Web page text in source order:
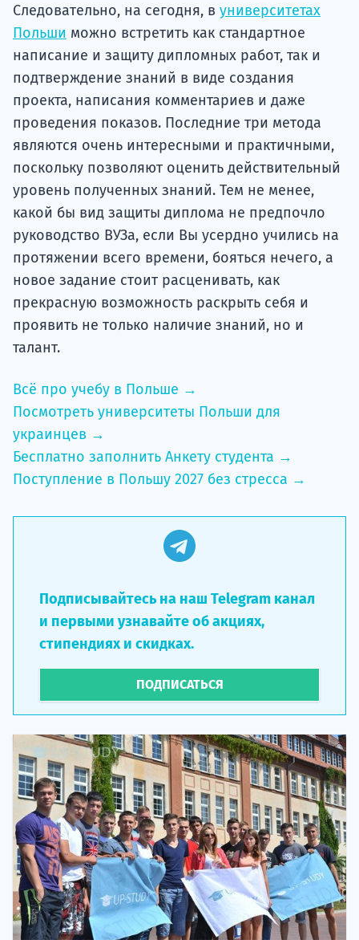
Следовательно, на сегодня, в университетах
Польши можно встретить как стандартное
написание и защиту дипломных работ, так и
подтверждение знаний в виде создания
проекта, написания комментариев и даже
проведения показов. Последние три метода
являются очень интересными и практичными,
поскольку позволяют оценить действительный
уровень полученных знаний. Тем не менее,
какой бы вид защиты диплома не предпочло
руководство ВУЗа, если Вы усердно учились на
протяжении всего времени, бояться нечего, а
новое задание стоит расценивать, как
прекрасную возможность раскрыть себя и
проявить не только наличие знаний, но и
талант.
Всё про учебу в Польше →
Посмотреть университеты Польши для
украинцев →
Бесплатно заполнить Анкету студента →
Поступление в Польшу 2027 без стресса →
Подписывайтесь на наш Telegram канал
и первыми узнавайте об акциях,
стипендиях и скидках.
ПОДПИСАТЬСЯ